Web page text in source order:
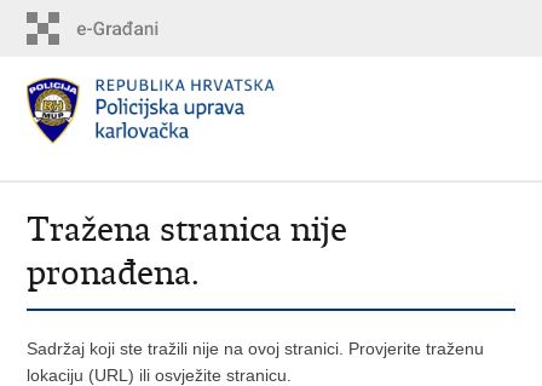
Tražena stranica nije
pronađena.
Sadržaj koji ste tražili nije na ovoj stranici. Provjerite traženu
lokaciju (URL) ili osvježite stranicu.